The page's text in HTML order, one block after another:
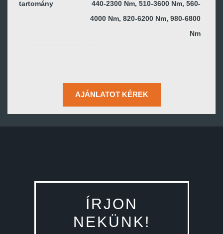
tartomány
440-2300 Nm, 510-3600 Nm, 560-
4000 Nm, 820-6200 Nm, 980-6800
Nm
AJÁNLATOT KÉREK
ÍRJON
NEKÜNK!